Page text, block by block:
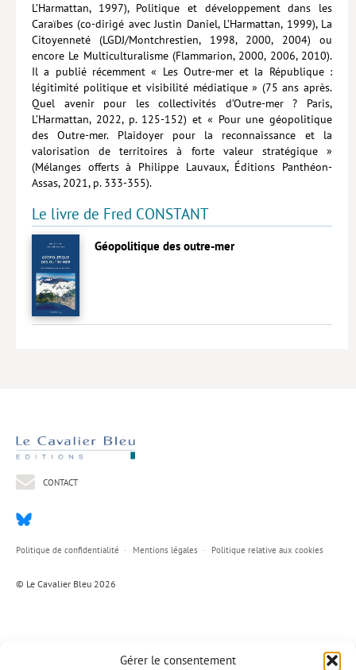
Gérer le consentement
Index général des titres
>> Livres numériques <<
COLLECTIONS
Comment je suis devenu
Convergences
eDDen
Espèces
Figure[s] de…
Géopolitique de…
AUTEURS
Livres blancs
L’Harmattan, 1997), Politique et développement dans les
Caraïbes (co-­dirigé avec Justin Daniel, L’Harmattan, 1999), La
Citoyenneté (LGDJ/Montchrestien, 1998, 2000, 2004) ou
encore Le Multiculturalisme (Flammarion, 2000, 2006, 2010).
Il a publié récemment « Les Outre-mer et la République :
légitimité politique et visibilité médiatique » (75 ans après.
Quel avenir pour les collectivités d’Outre-mer ? Paris,
L’Harmattan, 2022, p. 125-152) et « Pour une géopolitique
des Outre-mer. Plaidoyer pour la reconnaissance et la
valorisation de territoires à forte valeur stratégique »
(Mélanges offerts à Philippe Lauvaux, Éditions Panthéon-
Assas, 2021, p. 333-355).
Le livre de Fred CONSTANT
Géopolitique des outre-mer
CONTACT
Politique de confidentialité Mentions légales Politique relative aux cookies
© Le Cavalier Bleu 2026